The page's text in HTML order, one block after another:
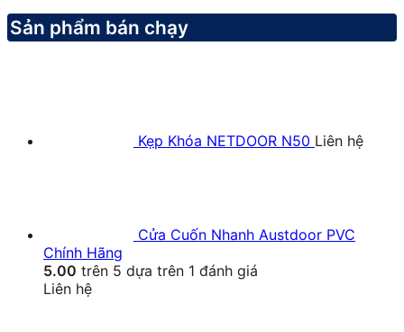
Sản phẩm bán chạy
Kẹp Khóa NETDOOR N50 Liên hệ
Cửa Cuốn Nhanh Austdoor PVC
Chính Hãng
5.00 trên 5 dựa trên 1 đánh giá
Liên hệ